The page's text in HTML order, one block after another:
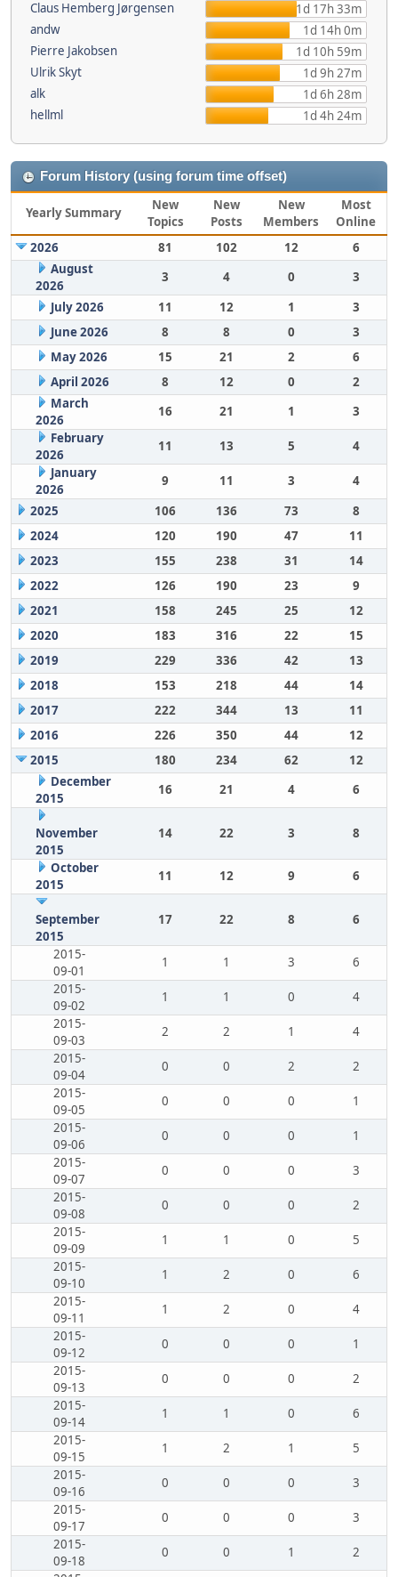
Claus Hemberg Jørgensen
1d 17h 33m
andw
1d 14h 0m
Pierre Jakobsen
1d 10h 59m
Ulrik Skyt
1d 9h 27m
alk
1d 6h 28m
hellml
1d 4h 24m
Forum History (using forum time offset)
Yearly Summary
New
Topics
New
Posts
New
Members
Most
Online
2026
81 102 12
6
August
2026
3 4 0
3
July 2026
11 12 1
3
June 2026
8 8 0
3
May 2026
15 21 2
6
April 2026
8 12 0
2
March
2026
16 21 1
3
February
2026
11 13 5
4
January
2026
9 11 3
4
2025
106 136 73
8
2024
120 190 47
11
2023
155 238 31
14
2022
126 190 23
9
2021
158 245 25
12
2020
183 316 22
15
2019
229 336 42
13
2018
153 218 44
14
2017
222 344 13
11
2016
226 350 44
12
2015
180 234 62
12
December
2015
16 21 4 6
November
2015
14 22 3 8
October
2015
11 12 9 6
September
2015
17 22 8 6
2015-
09-01
1 1 3
6
2015-
09-02
1 1 0
4
2015-
09-03
2 2 1
4
2015-
09-04
0 0 2
2
2015-
09-05
0 0 0
1
2015-
09-06
0 0 0
1
2015-
09-07
0 0 0
3
2015-
09-08
0 0 0
2
2015-
09-09
1 1 0
5
2015-
09-10
1 2 0
6
2015-
09-11
1 2 0
4
2015-
09-12
0 0 0
1
2015-
09-13
0 0 0
2
2015-
09-14
1 1 0
6
2015-
09-15
1 2 1
5
2015-
09-16
0 0 0
3
2015-
09-17
0 0 0
3
2015-
09-18
0 0 1
2